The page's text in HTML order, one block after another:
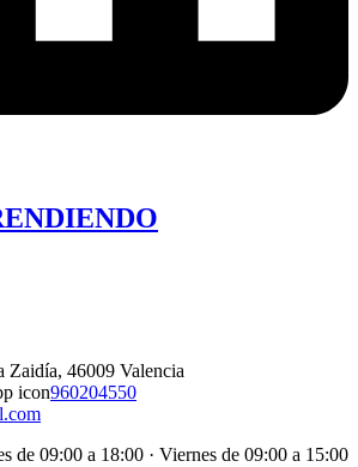
Zaidía, 46009 Valencia
960204550
de 09:00 a 18:00 · Viernes de 09:00 a 15:00